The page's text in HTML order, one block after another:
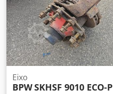
Eixo
BPWSKHSF 9010 ECO-P